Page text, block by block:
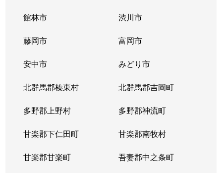
館林市 渋川市
藤岡市 富岡市
安中市 みどり市
北群馬郡榛東村 北群馬郡吉岡町
多野郡上野村 多野郡神流町
甘楽郡下仁田町 甘楽郡南牧村
甘楽郡甘楽町 吾妻郡中之条町